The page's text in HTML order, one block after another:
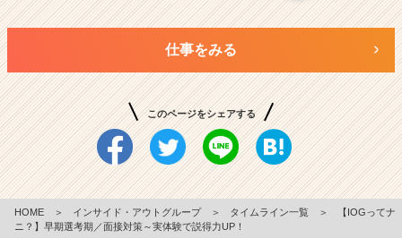
仕事をみる
このページをシェアする
HOME ＞ インサイド・アウトグループ ＞ タイムライン一覧 ＞
【IOGってナ
ニ？】早期選考期／面接対策～実体験で説得力UP！